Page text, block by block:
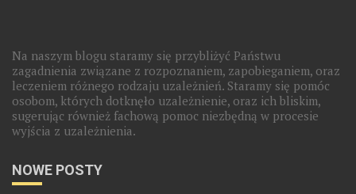
Na naszym blogu staramy się przybliżyć Państwu
zagadnienia związane z rozpoznaniem, zapobieganiem, oraz
leczeniem różnego rodzaju uzależnień. Staramy się pomóc
osobom, których dotknęło uzależnienie, oraz ich bliskim,
sugerując również fachową pomoc niezbędną w procesie
wyjścia z uzależnienia.
NOWE POSTY